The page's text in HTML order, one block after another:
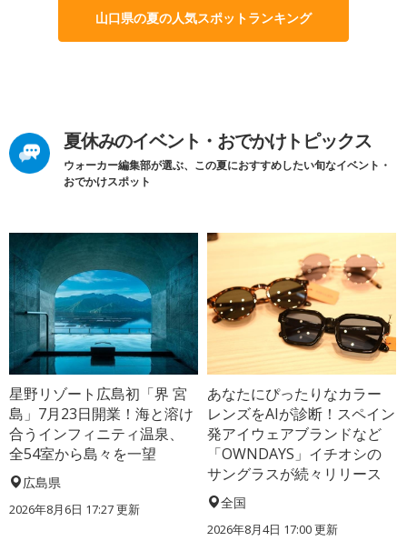
山口県の夏の人気スポットランキング
夏休みのイベント・おでかけトピックス
ウォーカー編集部が選ぶ、この夏におすすめしたい旬なイベント・
おでかけスポット
星野リゾート広島初「界 宮
島」7月23日開業！海と溶け
合うインフィニティ温泉、
全54室から島々を一望
広島県
2026年8月6日 17:27更新
あなたにぴったりなカラー
レンズをAIが診断！スペイン
発アイウェアブランドなど
「OWNDAYS」イチオシの
サングラスが続々リリース
全国
2026年8月4日 17:00更新